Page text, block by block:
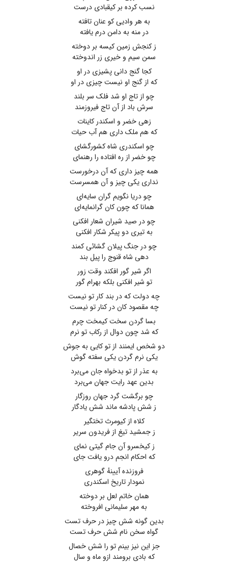
نسب کرده بر کیقبادی درست
به هر وادیی کو عنان تافته
در منه به دامن درم یافته
ز کنجش زمین کیسه بر دوخته
سمن سیم و خیری زر اندوخته
کجا گنج دانی پشیزی در او
که از گنج او نیست چیزی در او
چو از تاج او شد فلک سر بلند
سرش باد از آن تاج فیروزمند
زهی خضر و اسکندر کاینات
که هم ملک داری هم آب حیات
چو اسکندری شاه کشورگشای
چو خضر از ره افتاده را رهنمای
همه چیز داری که آن درخورست
نداری یکی چیز و آن همسرست
چو دریا نگویم گران سایه‌ای
همانا که چون کان گرانمایه‌ای
چو در صید شیران شعار افکنی
به تیری دو پیکر شکار افکنی
چو در جنگ پیلان گشائی کمند
دهی شاه قنوج را پیل بند
اگر شیر گور افکند وقت زور
تو شیر افکنی بلکه بهرام گور
چه دولت که در بند کار تو نیست
چه مقصود کان در کنار تو نیست
بسا گردن سخت کیمخت چرم
که شد چون دوال از رکاب تو نرم
دو شخص ایمنند از تو کایی به جوش
یکی نرم گردن یکی سفته گوش
به عذر از تو بدخواه جان می‌برد
بدین عهد رایت جهان می‌برد
چو برگشت گرد جهان روزگار
ز شش پادشه ماند شش یادگار
کلاه از کیومرث تختگیر
ز جمشید تیغ از فریدون سریر
ز کیخسرو آن جام گیتی نمای
که احکام انجم درو یافت جای
فروزنده آیینهٔ گوهری
نمودار تاریخ اسکندری
همان خاتم لعل بر دوخته
به مهر سلیمانی افروخته
بدین گونه شش چیز در حرف تست
گواه سخن نام شش حرف تست
جز این نیز بینم تو را شش خصال
که بادی برومند ازو ماه و سال